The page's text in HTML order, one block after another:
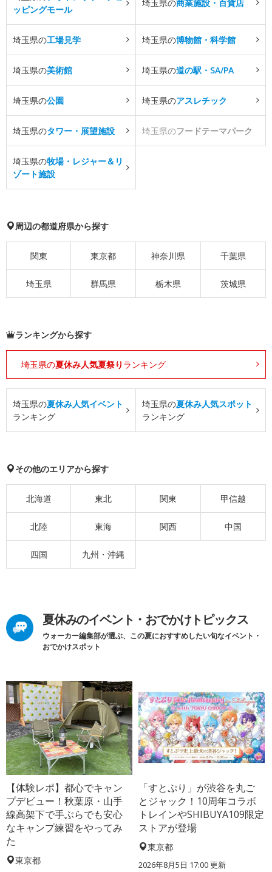
ッピングモール
埼玉県の商業施設・百貨店
埼玉県の工場見学 埼玉県の博物館・科学館
埼玉県の美術館 埼玉県の道の駅・SA/PA
埼玉県の公園 埼玉県のアスレチック
埼玉県のタワー・展望施設 埼玉県のフードテーマパーク
埼玉県の牧場・レジャー＆リ
ゾート施設
周辺の都道府県から探す
関東 東京都 神奈川県 千葉県
埼玉県 群馬県 栃木県 茨城県
ランキングから探す
埼玉県の夏休み人気夏祭り ランキング
埼玉県の夏休み人気イベント
ランキング
埼玉県の夏休み人気スポット
ランキング
その他のエリアから探す
北海道 東北 関東 甲信越
北陸 東海 関西 中国
四国 九州・沖縄
夏休みのイベント・おでかけトピックス
ウォーカー編集部が選ぶ、この夏におすすめしたい旬なイベント・
おでかけスポット
【体験レポ】都心でキャン
プデビュー！秋葉原・山手
線高架下で手ぶらでも安心
なキャンプ練習をやってみ
た
東京都
「すとぷり」が渋谷を丸ご
とジャック！10周年コラボ
トレインやSHIBUYA109限定
ストアが登場
東京都
2026年8月5日 17:00更新